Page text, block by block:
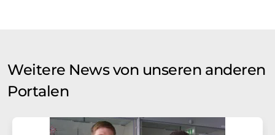
Weitere News von unseren anderen
Portalen